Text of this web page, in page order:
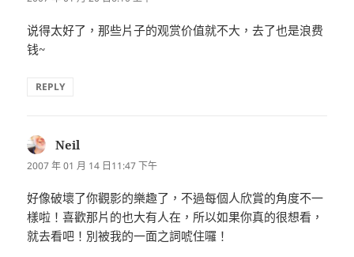
说得太好了，那些片子的观赏价值就不大，去了也是浪费
钱~
REPLY
Neil
示:
2007 年 01 月 14 日11:47 下午
好像破壞了你觀影的樂趣了，不過每個人欣賞的角度不一
樣啦！喜歡那片的也大有人在，所以如果你真的很想看，
就去看吧！別被我的一面之詞唬住囉！